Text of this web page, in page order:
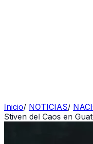
Inicio/ NOTICIAS/
Stiven del Caos en